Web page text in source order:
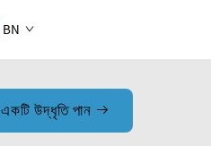
BN
একটি উদ্ধৃতি পান